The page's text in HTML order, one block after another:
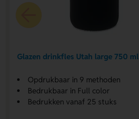
Glazen drinkfles Utah large 750 ml
Opdrukbaar in 9 methoden
Bedrukbaar in Full color
Bedrukken vanaf 25 stuks